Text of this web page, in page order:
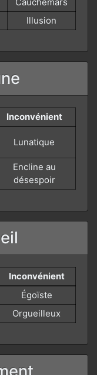
Illusion
Inconvénient
Lunatique
Encline au
désespoir
Inconvénient
Égoïste
Orgueilleux